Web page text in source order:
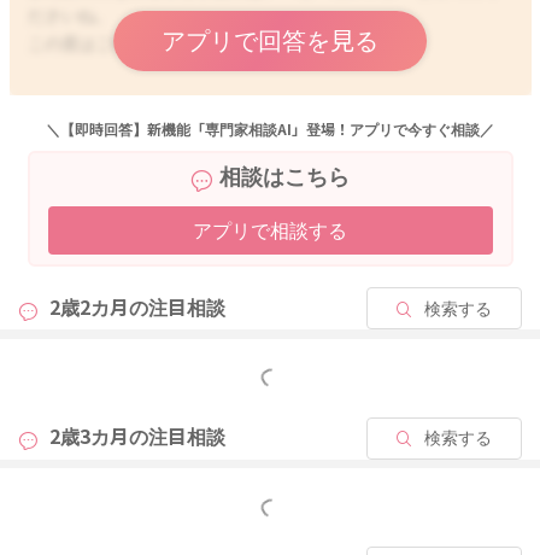
最後に、シールですね。
甘いって教えてくれました。子どもは楽しい、かわいい、面白
いなど、自分が気になったものを口に入れることはよくありま
す。危険かどうかを考えるチカラはありません。
シールは貼るもの、剥がしたら、どこに置くのか、捨てるの
か、一緒に考えてみる、何度も繰り返し望ましい行動を伝える
2025/1/21 13:08
この度はご相談ありがとうございました。
アプリで回答を見る
＼【即時回答】新機能「専門家相談AI」登場！アプリで今すぐ相談／
相談はこちら
アプリで相談する
2歳2カ月の注目相談 検索する
もっと見る
2歳3カ月の注目相談 検索する
もっと見る